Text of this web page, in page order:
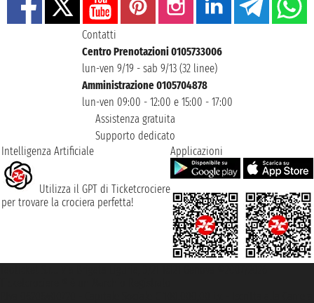
Contatti
Centro Prenotazioni 0105733006
lun-ven 9/19 - sab 9/13 (32 linee)
Amministrazione 0105704878
lun-ven 09:00 - 12:00 e 15:00 - 17:00
Assistenza gratuita
Supporto dedicato
Intelligenza Artificiale
Utilizza il GPT di Ticketcrociere
per trovare la crociera perfetta!
Applicazioni